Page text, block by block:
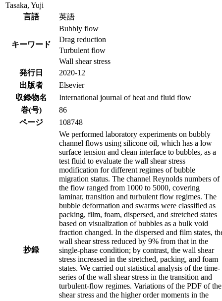
Tasaka, Yuji
言語
英語
キーワード
Bubbly flow
Drag reduction
Turbulent flow
Wall shear stress
発行日
2020-12
出版者
Elsevier
収録物名
International journal of heat and fluid flow
巻(号)
86
ページ
108748
抄録
We performed laboratory experiments on bubbly
channel flows using silicone oil, which has a low
surface tension and clean interface to bubbles, as a
test fluid to evaluate the wall shear stress
modification for different regimes of bubble
migration status. The channel Reynolds numbers of
the flow ranged from 1000 to 5000, covering
laminar, transition and turbulent flow regimes. The
bubble deformation and swarms were classified as
packing, film, foam, dispersed, and stretched states
based on visualization of bubbles as a bulk void
fraction changed. In the dispersed and film states,
wall shear stress reduced by 9% from that in the
single-phase condition; by contrast, the wall shear
stress increased in the stretched, packing, and foam
states. We carried out statistical analysis of the time-
series of the wall shear stress in the transition and
turbulent-flow regimes. Variations of the PDF of the
shear stress and the higher order moments in the